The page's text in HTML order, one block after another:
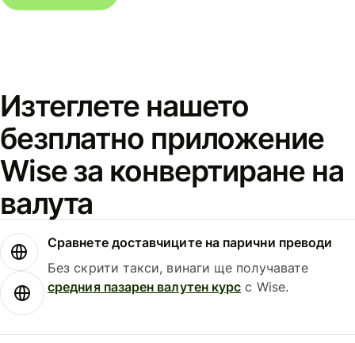
Изтеглете нашето
безплатно приложение
Wise за конвертиране на
валута
Сравнете доставчиците на парични преводи
Без скрити такси, винаги ще получавате
средния пазарен валутен курс с Wise.